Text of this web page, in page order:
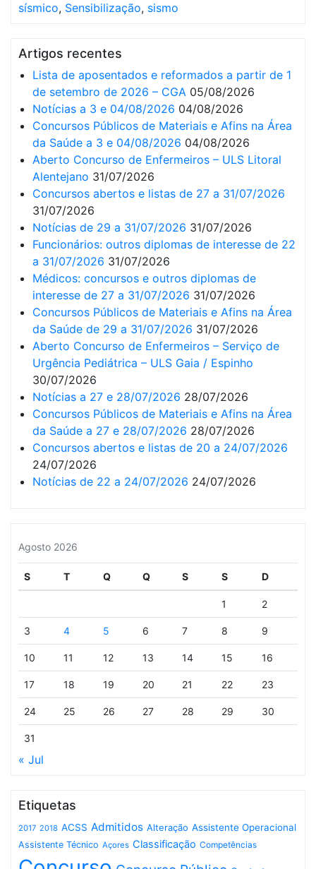
sísmico, Sensibilização, sismo
Artigos recentes
Lista de aposentados e reformados a partir de 1
de setembro de 2026 – CGA 05/08/2026
Notícias a 3 e 04/08/2026 04/08/2026
Concursos Públicos de Materiais e Afins na Área
da Saúde a 3 e 04/08/2026 04/08/2026
Aberto Concurso de Enfermeiros – ULS Litoral
Alentejano 31/07/2026
Concursos abertos e listas de 27 a 31/07/2026
31/07/2026
Notícias de 29 a 31/07/2026 31/07/2026
Funcionários: outros diplomas de interesse de 22
a 31/07/2026 31/07/2026
Médicos: concursos e outros diplomas de
interesse de 27 a 31/07/2026 31/07/2026
Concursos Públicos de Materiais e Afins na Área
da Saúde de 29 a 31/07/2026 31/07/2026
Aberto Concurso de Enfermeiros – Serviço de
Urgência Pediátrica – ULS Gaia / Espinho
30/07/2026
Notícias a 27 e 28/07/2026 28/07/2026
Concursos Públicos de Materiais e Afins na Área
da Saúde a 27 e 28/07/2026 28/07/2026
Concursos abertos e listas de 20 a 24/07/2026
24/07/2026
Notícias de 22 a 24/07/2026 24/07/2026
Agosto 2026
S T Q Q S S D
1 2
3 4 5 6 7 8 9
10 11 12 13 14 15 16
17 18 19 20 21 22 23
24 25 26 27 28 29 30
31
« Jul
Etiquetas
2017 2018 ACSS Admitidos Alteração Assistente Operacional
Assistente Técnico Açores Classificação Competências